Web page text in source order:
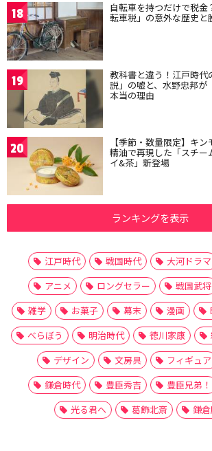
18 自転車を持つだけで税金
転車税」の意外な歴史と
19 教科書と違う！江戸時代
説」の嘘と、水野忠邦が
本当の理由
20 【季節・数量限定】キ
精油で再現した「スチー
イ&茶」新登場
ランキングを表示
江戸時代 戦国時代 大河ドラマ
アニメ
ロングセラー 戦国武将
雑学
お菓子 幕末 漫画
べらぼう
明治時代 徳川家康
デザイン
文房具 フィギュア
鎌倉時代
豊臣秀吉 豊臣兄弟！
光る君へ
葛飾北斎 鎌